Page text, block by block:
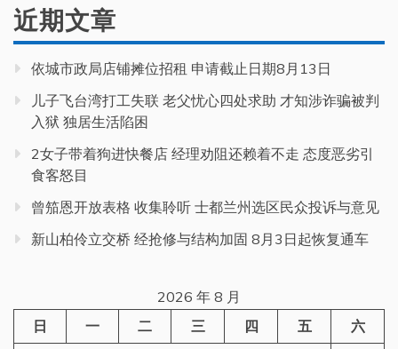
近期文章
依城市政局店铺摊位招租 申请截止日期8月13日
儿子飞台湾打工失联 老父忧心四处求助 才知涉诈骗被判
入狱 独居生活陷困
2女子带着狗进快餐店 经理劝阻还赖着不走 态度恶劣引
食客怒目
曾笳恩开放表格 收集聆听 士都兰州选区民众投诉与意见
新山柏伶立交桥 经抢修与结构加固 8月3日起恢复通车
2026 年 8 月
日
一 二 三 四 五
六